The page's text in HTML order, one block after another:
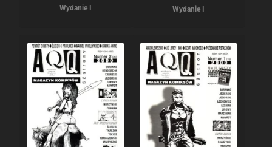
Wydanie I Wydanie I